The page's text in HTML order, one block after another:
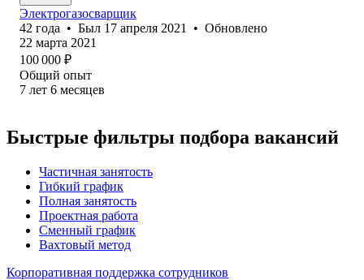
Электрогазосварщик
42 года • Был 17 апреля 2021 • Обновлено
22 марта 2021
100 000 ₽
Общий опыт
7 лет 6 месяцев
Быстрые фильтры подбора вакансий
Частичная занятость
Гибкий график
Полная занятость
Проектная работа
Сменный график
Вахтовый метод
Корпоративная поддержка сотрудников